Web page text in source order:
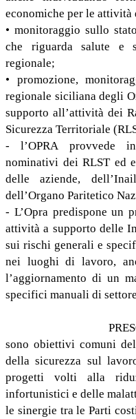
economiche per le attività
• monitoraggio sullo
che riguarda salute e
regionale;
• promozione,
regionale siciliana degli
supporto all’attività dei
Sicurezza Territoriale
- l’OPRA provvede
nominativi dei RLST ed
delle aziende,
dell’Organo Paritetico
- L’Opra predispone un
attività a supporto delle
sui rischi generali e
nei luoghi di lavoro,
l’aggiornamento di un
specifici manuali di
sono obiettivi comuni
della sicurezza sul
progetti volti alla
infortunistici e delle
le sinergie tra le Parti